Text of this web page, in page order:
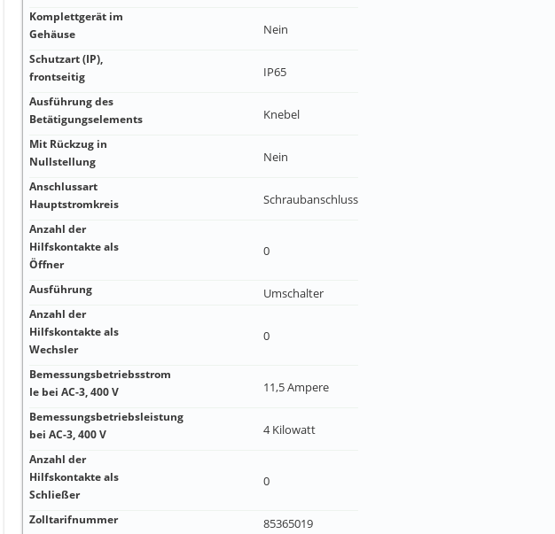
Komplettgerät im
Gehäuse
Nein
Schutzart (IP),
frontseitig
IP65
Ausführung des
Betätigungselements
Knebel
Mit Rückzug in
Nullstellung
Nein
Anschlussart
Hauptstromkreis
Schraubanschluss
Anzahl der
Hilfskontakte als
Öffner
0
Ausführung Umschalter
Anzahl der
Hilfskontakte als
Wechsler
0
Bemessungsbetriebsstrom
Ie bei AC-3, 400 V
11,5 Ampere
Bemessungsbetriebsleistung
bei AC-3, 400 V
4 Kilowatt
Anzahl der
Hilfskontakte als
Schließer
0
Zolltarifnummer 85365019